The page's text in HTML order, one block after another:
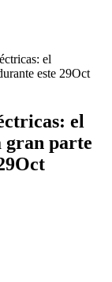
el
este 29Oct
el
gran parte